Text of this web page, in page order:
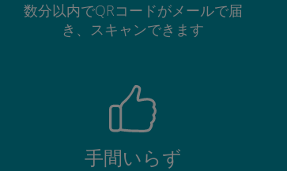
数分以内でQRコードがメールで届
き、スキャンできます
手間いらず